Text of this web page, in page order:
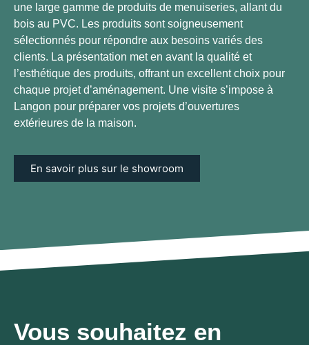
une large gamme de produits de menuiseries, allant du
bois au PVC. Les produits sont soigneusement
sélectionnés pour répondre aux besoins variés des
clients. La présentation met en avant la qualité et
l’esthétique des produits, offrant un excellent choix pour
chaque projet d’aménagement. Une visite s’impose à
Langon pour préparer vos projets d’ouvertures
extérieures de la maison.
En savoir plus sur le showroom
Vous souhaitez en